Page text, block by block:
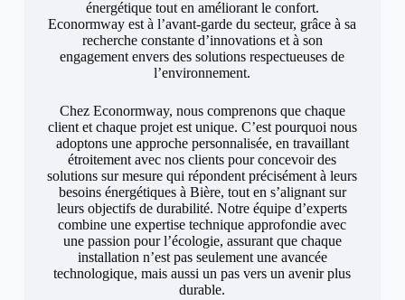
énergétique tout en améliorant le confort.
Econormway est à l’avant-garde du secteur, grâce à sa
recherche constante d’innovations et à son
engagement envers des solutions respectueuses de
l’environnement.
Chez Econormway, nous comprenons que chaque
client et chaque projet est unique. C’est pourquoi nous
adoptons une approche personnalisée, en travaillant
étroitement avec nos clients pour concevoir des
solutions sur mesure qui répondent précisément à leurs
besoins énergétiques à Bière, tout en s’alignant sur
leurs objectifs de durabilité. Notre équipe d’experts
combine une expertise technique approfondie avec
une passion pour l’écologie, assurant que chaque
installation n’est pas seulement une avancée
technologique, mais aussi un pas vers un avenir plus
durable.